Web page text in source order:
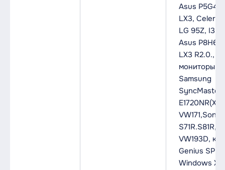
Asus
LX3,
LG 95Z, I3-
Asus P8H61-
LX3 R2.0.,
мониторы:
Samsung
SyncMaster
E1720NR(X),
VW171,Sony
S71R.S81R,
VW193D,
Genius SP-
Windows XP